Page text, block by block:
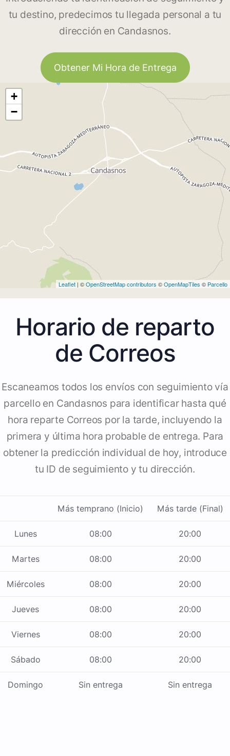
tu destino, predecimos tu llegada personal a tu
dirección en Candasnos.
Obtener Mi Hora de Entrega
+
−
Leaflet | ©OpenStreetMap contributors ©OpenMapTiles © Parcello
Horario de reparto
de Correos
Escaneamos todos los envíos con seguimiento vía
parcello en Candasnos para identificar hasta qué
hora reparte Correos por la tarde, incluyendo la
primera y última hora probable de entrega. Para
obtener la predicción individual de hoy, introduce
tu ID de seguimiento y tu dirección.
Más temprano (Inicio) Más tarde (Final)
Lunes 08:00 20:00
Martes 08:00 20:00
Miércoles 08:00 20:00
Jueves 08:00 20:00
Viernes 08:00 20:00
Sábado 08:00 20:00
Domingo Sin entrega Sin entrega